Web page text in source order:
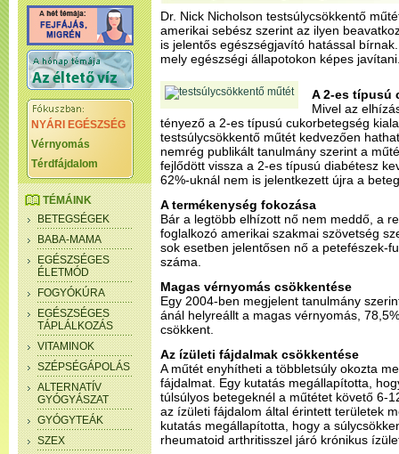
NYÁRI EGÉSZSÉG
Vérnyomás
Térdfájdalom
TÉMÁINK
BETEGSÉGEK
BABA-MAMA
EGÉSZSÉGES
ÉLETMÓD
FOGYÓKÚRA
EGÉSZSÉGES
TÁPLÁLKOZÁS
VITAMINOK
SZÉPSÉGÁPOLÁS
ALTERNATÍV
GYÓGYÁSZAT
GYÓGYTEÁK
SZEX
Dr. Nick Nicholson testsúlycsökkentő
amerikai sebész szerint az ilyen
is jelentős egészségjavító hatással
mely egészségi állapotokon képes
A 2-es típusú
Mivel az
tényező a 2-es típusú cukorbetegség
testsúlycsökkentő műtét kedvezően
nemrég publikált tanulmány szerint a
fejlődött vissza a 2-es típusú diabétesz
62%-uknál nem is jelentkezett újra a
A termékenység fokozása
Bár a legtöbb elhízott nő nem meddő, a
foglalkozó amerikai szakmai szövetség
sok esetben jelentősen nő a petefészek-
száma.
Magas vérnyomás csökkentése
Egy 2004-ben megjelent tanulmány
ánál helyreállt a magas vérnyomás,
csökkent.
Az ízületi fájdalmak csökkentése
A műtét enyhítheti a többletsúly okozta
fájdalmat. Egy kutatás megállapította,
túlsúlyos betegeknél a műtétet követő 6-
az ízületi fájdalom által érintett területek
kutatás megállapította, hogy a
rheumatoid arthritisszel járó krónikus